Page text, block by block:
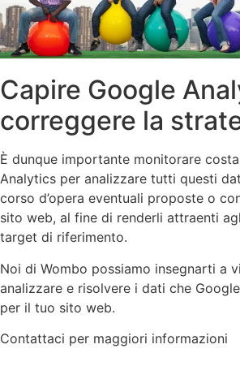
Capire Google
correggere la
È dunque importante monitorare
Analytics per analizzare tutti questi
corso d’opera eventuali proposte o
sito web, al fine di renderli attraenti
target di riferimento.
Noi di Wombo possiamo insegnarti a
analizzare e risolvere i dati che
per il tuo sito web.
Contattaci per maggiori informazioni